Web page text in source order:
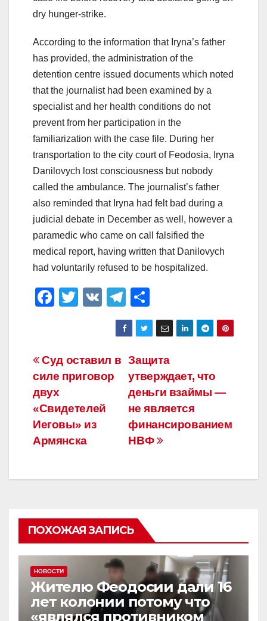
dry hunger-strike.
According to the information that Iryna’s father
has provided, the administration of the
detention centre issued documents which noted
that the journalist had been examined by a
specialist and her health conditions do not
prevent from her participation in the
familiarization with the case file. During her
transportation to the city court of Feodosia, Iryna
Danilovych lost consciousness but nobody
called the ambulance. The journalist’s father
also reminded that Iryna had felt bad during a
judicial debate in December as well, however a
paramedic who came on call falsified the
medical report, having written that Danilovych
had voluntarily refused to be hospitalized.
F
e
b
o
o
k
T
er
V
T
el
e
gr
a
m
тп
р
а
в
и
ть
Навигация
по
записям
Защита
утверждает, что
деньги взаймы —
не является
финансированием
НВФ
Суд оставил в
силе приговор
двух
«Свидетелей
Иеговы» из
Армянска
ПОХОЖАЯ ЗАПИСЬ
НОВОСТИ
Жителю Феодосии дали 16
лет колонии потому что
«являлся противником